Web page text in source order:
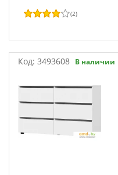
(2)
Код: 3493608 В наличии